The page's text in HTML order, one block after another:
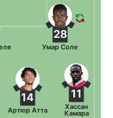
28
Умар Соле
11
Хассан
Камара
14
Артюр Атта